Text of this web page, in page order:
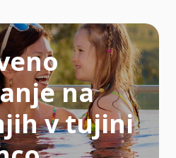
na
v tujini